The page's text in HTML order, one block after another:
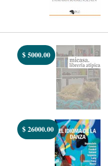
$5000.00
$26000.00